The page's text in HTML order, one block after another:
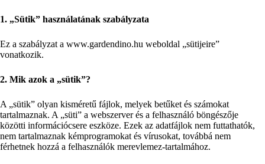
1. „Sütik” használatának szabályzata
Ez a szabályzat a www.gardendino.hu weboldal „sütijeire”
vonatkozik.
2. Mik azok a „sütik”?
A „sütik” olyan kisméretű fájlok, melyek betűket és számokat
tartalmaznak. A „süti” a webszerver és a felhasználó böngészője
közötti információcsere eszköze. Ezek az adatfájlok nem futtathatók,
nem tartalmaznak kémprogramokat és vírusokat, továbbá nem
férhetnek hozzá a felhasználók merevlemez-tartalmához.